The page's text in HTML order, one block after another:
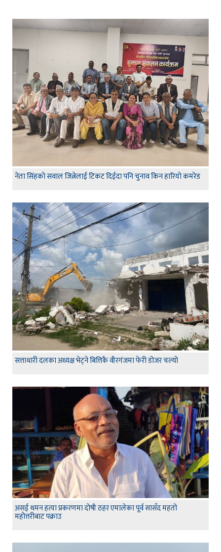
नेता सिंहकाे सवाल जित्नेलाई टिकट दिईदा पनि चुनाव किन हारियाे कमरेड
सत्ताधारी दलका अध्यक्ष भेट्ने बित्तिकै वीरगंजमा फेरी डोजर चल्यो
असई थमन हत्या प्रकरणमा दोषी ठहर एमालेका पूर्व सासँद महतो
महोत्तरीबाट पक्राउ